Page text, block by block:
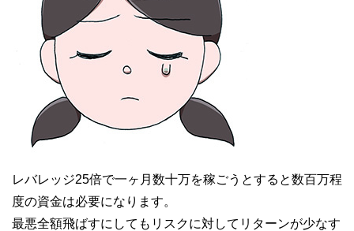
レバレッジ25倍で一ヶ月数十万を稼ごうとすると数百万程
度の資金は必要になります。
最悪全額飛ばすにしてもリスクに対してリターンが少なす